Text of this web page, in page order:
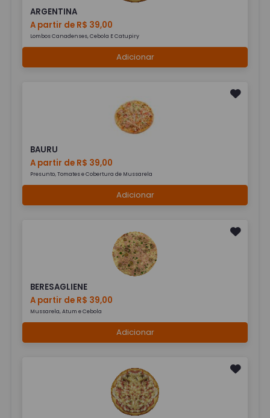
ARGENTINA
A partir de R$ 39,00
Lombos Canadenses, Cebola E Catupiry
Adicionar
BAURU
A partir de R$ 39,00
Presunto, Tomates e Cobertura de Mussarela
Adicionar
BERESAGLIENE
A partir de R$ 39,00
Mussarela, Atum e Cebola
Adicionar